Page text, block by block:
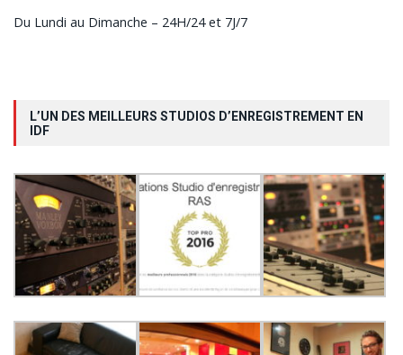
Du Lundi au Dimanche – 24H/24 et 7J/7
L’UN DES MEILLEURS STUDIOS D’ENREGISTREMENT EN
IDF